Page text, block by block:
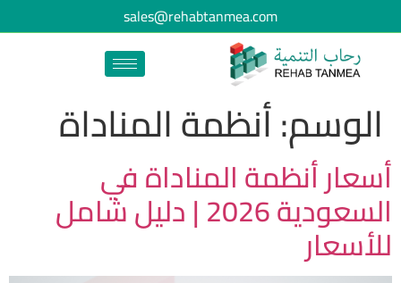
sales@rehabtanmea.com
الوسم:أنظمة المناداة
أسعار أنظمة المناداة في
السعودية 2026 | دليل شامل
للأسعار